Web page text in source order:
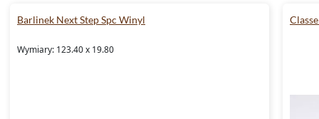
Barlinek Next Step Spc Winyl
Wymiary: 123.40 x 19.80